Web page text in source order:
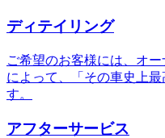
ディテイリング
ご希望のお客様には、オ
によって、「その車史上
す。
アフターサービス